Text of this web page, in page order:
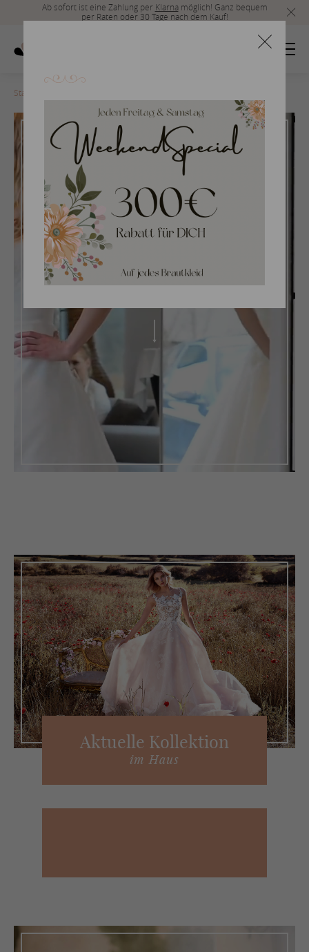
Ab sofort ist eine Zahlung per Klarnamöglich! Ganz bequem
per Raten oder 30 Tage nach dem Kauf!
Startseite
Brautmode
Exklusive Brautmode mit
Ak­tu­el­le Kol­lek­ti­on
im Haus